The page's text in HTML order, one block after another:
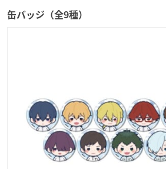
缶バッジ（全9種）